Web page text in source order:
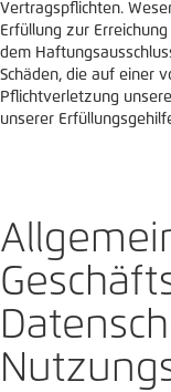
Vertragspflichten.
Erfüllung zur
dem
Schäden, die auf einer
Pflichtverletzung
unserer